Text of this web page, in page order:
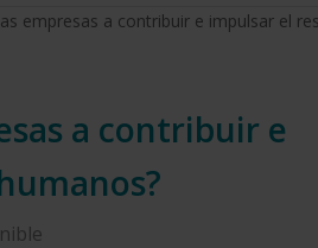
empresas a contribuir e impulsar el
a contribuir e